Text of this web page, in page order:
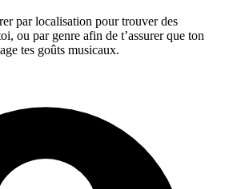
par localisation pour trouver des
ou par genre afin de t’assurer que ton
tes goûts musicaux.